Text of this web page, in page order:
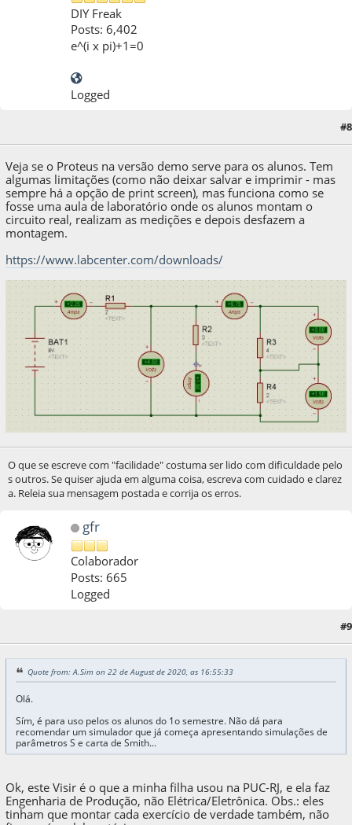
DIY Freak
Posts: 6,402
e^(i x pi)+1=0
Logged
#8
Veja se o Proteus na versão demo serve para os alunos. Tem
algumas limitações (como não deixar salvar e imprimir - mas
sempre há a opção de print screen), mas funciona como se
fosse uma aula de laboratório onde os alunos montam o
circuito real, realizam as medições e depois desfazem a
montagem.
https://www.labcenter.com/downloads/
O que se escreve com "facilidade" costuma ser lido com dificuldade pelo
s outros. Se quiser ajuda em alguma coisa, escreva com cuidado e clarez
a. Releia sua mensagem postada e corrija os erros.
gfr
Colaborador
Posts: 665
Logged
#9
Quote from: A.Sim on 22 de August de 2020, as 16:55:33
Olá.
Sím, é para uso pelos os alunos do 1o semestre. Não dá para
recomendar um simulador que já começa apresentando simulações de
parâmetros S e carta de Smith...
Ok, este Visir é o que a minha filha usou na PUC-RJ, e ela faz
Engenharia de Produção, não Elétrica/Eletrônica. Obs.: eles
tinham que montar cada exercício de verdade também, não